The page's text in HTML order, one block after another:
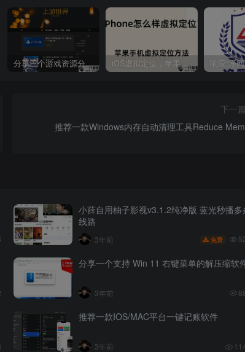
分享三个游戏资源分享的网站，包含Switch游戏、PS4游戏、Steam的单机游戏 iOS虚拟定位，苹果手机如何进行虚拟定位？附四种方法教程
下一
推荐一款Windows内存自动清理工具Reduce
小薛自用柚子影视v3.1.2纯净版 蓝光秒播多
线路
3年前 免费
分享一个支持 Win 11 右键菜单的解压缩软
3年前
推荐一款IOS/MAC平台一键记账软件
3年前